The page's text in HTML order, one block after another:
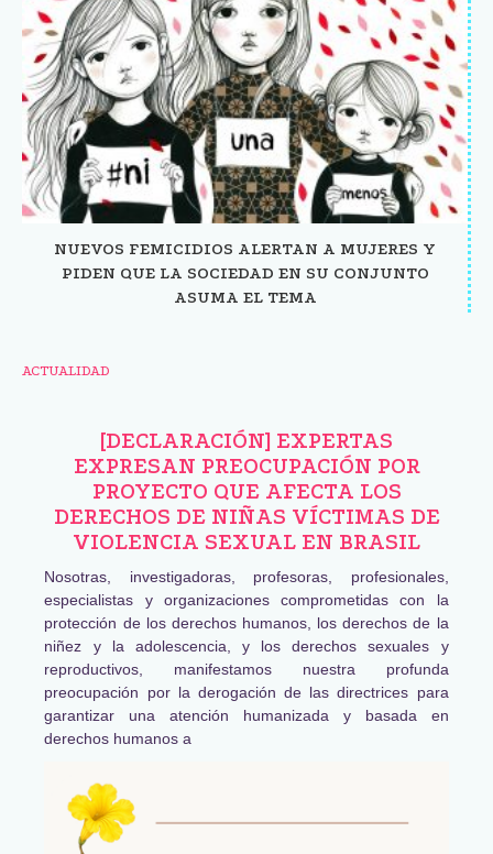
NUEVOS FEMICIDIOS ALERTAN A MUJERES Y
PIDEN QUE LA SOCIEDAD EN SU CONJUNTO
ASUMA EL TEMA
ACTUALIDAD
[DECLARACIÓN] EXPERTAS
EXPRESAN PREOCUPACIÓN POR
PROYECTO QUE AFECTA LOS
DERECHOS DE NIÑAS VÍCTIMAS DE
VIOLENCIA SEXUAL EN BRASIL
Nosotras, investigadoras, profesoras, profesionales,
especialistas y organizaciones comprometidas con la
protección de los derechos humanos, los derechos de la
niñez y la adolescencia, y los derechos sexuales y
reproductivos, manifestamos nuestra profunda
preocupación por la derogación de las directrices para
garantizar una atención humanizada y basada en
derechos humanos a